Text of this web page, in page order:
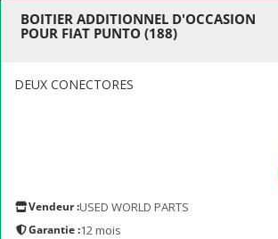
BOITIER ADDITIONNEL D'OCCASION
POUR FIAT PUNTO (188)
DEUX CONECTORES
Vendeur :USED WORLD PARTS
Garantie :12 mois